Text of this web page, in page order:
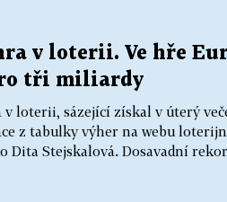
v loterii. Ve hře
tři miliardy
loterii, sázející získal v úterý
z tabulky výher na webu
Stejskalová. Dosavadní